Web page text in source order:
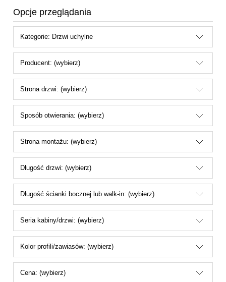
Opcje przeglądania
Kategorie: Drzwi uchylne
Producent: (wybierz)
Strona drzwi: (wybierz)
Sposób otwierania: (wybierz)
Strona montażu: (wybierz)
Długość drzwi: (wybierz)
Długość ścianki bocznej lub walk-in: (wybierz)
Seria kabiny/drzwi: (wybierz)
Kolor profili/zawiasów: (wybierz)
Cena: (wybierz)